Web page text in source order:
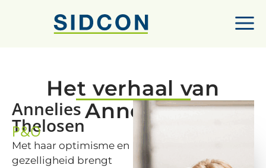
Het verhaal van
Annelies
Annelies
Thelosen
P&O
Met haar optimisme en
gezelligheid brengt